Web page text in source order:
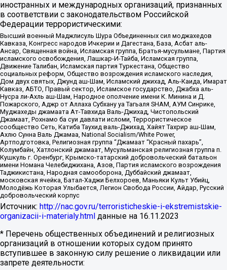
иностранных и международных организаций, признанных
в соответствии с законодательством Российской
Федерации террористическими:
Высший военный Маджлисуль Шура Объединенных сил моджахедов
Кавказа, Конгресс народов Ичкерии и Дагестана, База, Асбат аль-
Ансар, Священная война, Исламская группа, Братья-мусульмане, Партия
исламского освобождения, Лашкар-И-Тайба, Исламская группа,
Движение Талибан, Исламская партия Туркестана, Общество
социальных реформ, Общество возрождения исламского наследия,
Дом двух святых, Джунд аш-Шам, Исламский джихад, Аль-Каида, Имарат
Кавказ, АБТО, Правый сектор, Исламское государство, Джабха аль-
Нусра ли-Ахль аш-Шам, Народное ополчение имени К. Минина и Д.
Пожарского, Аджр от Аллаха Субхану уа Тагьаля SHAM, АУМ Синрике,
Муджахеды джамаата Ат-Тавхида Валь-Джихад, Чистопольский
Джамаат, Рохнамо ба суи давлати исломи, Террористическое
сообщество Сеть, Катиба Таухид валь-Джихад, Хайят Тахрир аш-Шам,
Ахлю Сунна Валь Джамаа, National Socialism/White Power,
Артподготовка, Религиозная группа “Джамаат “Красный пахарь”,
Колумбайн, Хатлонский джамаат, Мусульманская религиозная группа п.
Кушкуль г. Оренбург, Крымско-татарский добровольческий батальон
имени Номана Челебиджихана, Азов, Партия исламского возрождения
Таджикистана, Народная самооборона, Дуббайский джамаат,
московская ячейка, Батал-Хаджи Белхороев, Маньяки Культ Убийц,
Молодёжь Которая Улыбается, Легион Свобода России, Айдар, Русский
добровольческий корпус
Источник: http://nac.gov.ru/terroristicheskie-i-ekstremistskie-
organizacii-i-materialy.html данные на 16.11.2023
* Перечень общественных объединений и религиозных
организаций в отношении которых судом принято
вступившее в законную силу решение о ликвидации или
запрете деятельности: